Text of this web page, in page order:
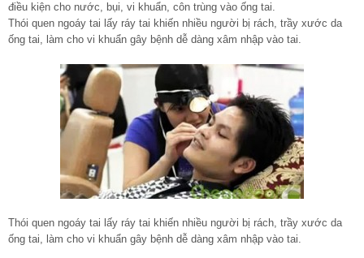
điều kiện cho nước, bụi, vi khuẩn, côn trùng vào ống tai.
Thói quen ngoáy tai lấy ráy tai khiến nhiều người bị rách, trầy xước da
ống tai, làm cho vi khuẩn gây bệnh dễ dàng xâm nhập vào tai.
Thói quen ngoáy tai lấy ráy tai khiến nhiều người bị rách, trầy xước da
ống tai, làm cho vi khuẩn gây bệnh dễ dàng xâm nhập vào tai.